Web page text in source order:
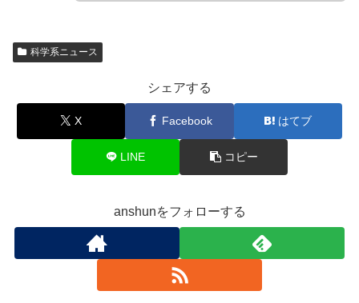
科学系ニュース
シェアする
X Facebook はてブ
LINE コピー
anshunをフォローする